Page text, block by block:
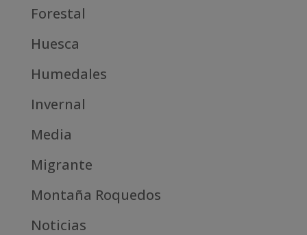
Forestal
Huesca
Humedales
Invernal
Media
Migrante
Montaña Roquedos
Noticias